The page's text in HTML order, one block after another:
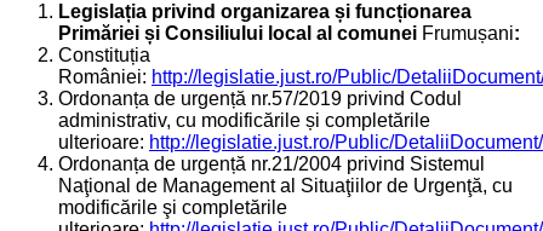
Legislația privind organizarea și funcționarea
Primăriei și Consiliului local al comunei Frumușani:
Constituția
României: http://legislatie.just.ro/Public/
Ordonanța de urgență nr.57/2019 privind Codul
administrativ, cu modificările și completările
ulterioare: http://legislatie.just.ro/Public/
Ordonanța de urgență nr.21/2004 privind Sistemul
Naţional de Management al Situaţiilor de Urgenţă, cu
modificările şi completările